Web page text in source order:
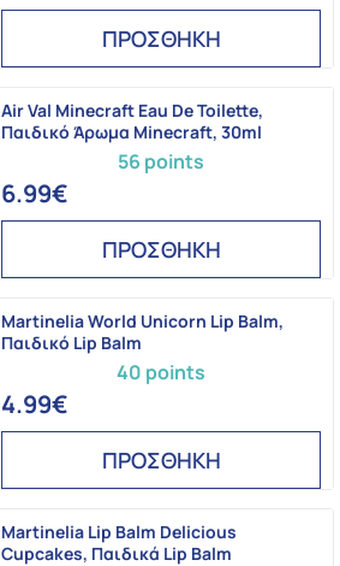
ΠΡΟΣΘΗΚΗ
56 points
Air Val Minecraft Eau De Toilette,
Παιδικό Άρωμα Minecraft, 30ml
6.99€
ΠΡΟΣΘΗΚΗ
40 points
Martinelia World Unicorn Lip Balm,
Παιδικό Lip Balm
4.99€
ΠΡΟΣΘΗΚΗ
Martinelia Lip Balm Delicious
Cupcakes, Παιδικά Lip Balm